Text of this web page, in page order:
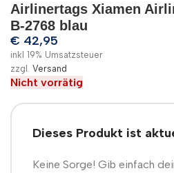
Airlinertags Xiamen
B-2768 blau
€ 42,95
inkl 19% Umsatzsteuer
zzgl. Versand
Nicht vorrätig
Dieses Produkt ist
Keine Sorge! Gib einfach